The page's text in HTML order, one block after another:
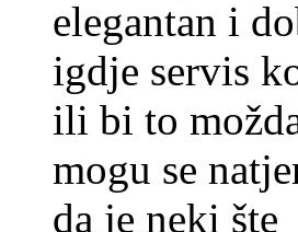
elegantan i
igdje servis
ili bi to
mogu se
da je neki šte